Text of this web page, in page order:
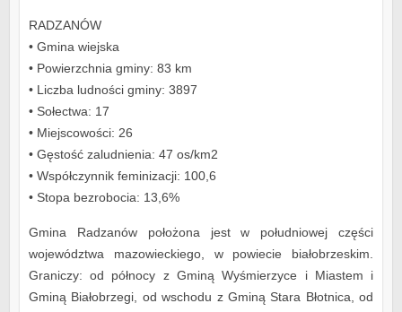
RADZANÓW
• Gmina wiejska
• Powierzchnia gminy: 83 km
• Liczba ludności gminy: 3897
• Sołectwa: 17
• Miejscowości: 26
• Gęstość zaludnienia: 47 os/km2
• Współczynnik feminizacji: 100,6
• Stopa bezrobocia: 13,6%
Gmina Radzanów położona jest w południowej części
województwa mazowieckiego, w powiecie białobrzeskim.
Graniczy: od północy z Gminą Wyśmierzyce i Miastem i
Gminą Białobrzegi, od wschodu z Gminą Stara Błotnica, od